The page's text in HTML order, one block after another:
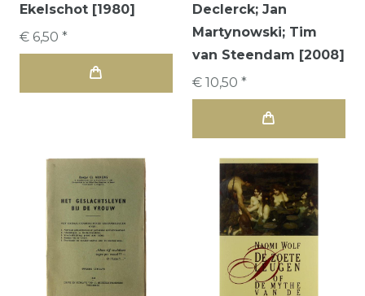
Ekelschot [1980]
€ 6,50 *
Declerck; Jan
Martynowski; Tim
van Steendam [2008]
€ 10,50 *